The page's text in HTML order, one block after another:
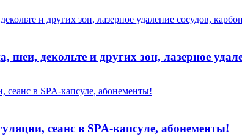
шеи, декольте и других зон, лазерное
сеанс в SPA-капсуле, абонементы!